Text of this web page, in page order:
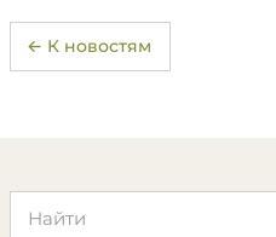
← К новостям